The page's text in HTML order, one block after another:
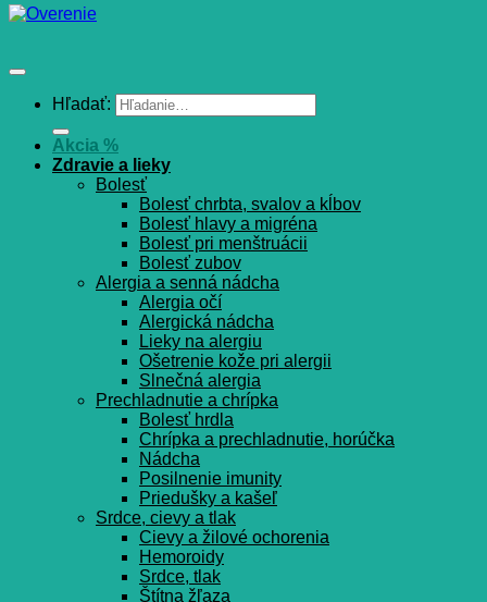
Hľadať:
Akcia %
Zdravie a lieky
Bolesť
Bolesť chrbta, svalov a kĺbov
Bolesť hlavy a migréna
Bolesť pri menštruácii
Bolesť zubov
Alergia a senná nádcha
Alergia očí
Alergická nádcha
Lieky na alergiu
Ošetrenie kože pri alergii
Slnečná alergia
Prechladnutie a chrípka
Bolesť hrdla
Chrípka a prechladnutie, horúčka
Nádcha
Posilnenie imunity
Priedušky a kašeľ
Srdce, cievy a tlak
Cievy a žilové ochorenia
Hemoroidy
Srdce, tlak
Štítna žľaza